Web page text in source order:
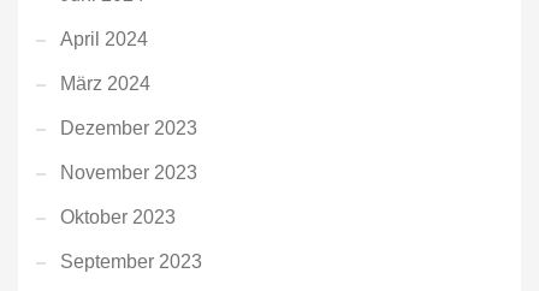
April 2024
März 2024
Dezember 2023
November 2023
Oktober 2023
September 2023